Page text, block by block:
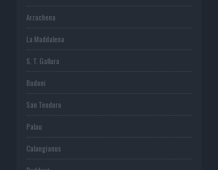
Arzachena
La Maddalena
S. T. Gallura
Budoni
San Teodoro
Palau
Calangianus